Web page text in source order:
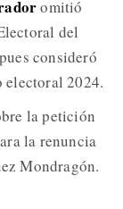
omitió
del
consideró
electoral 2024.
la petición
la renuncia
Mondragón.